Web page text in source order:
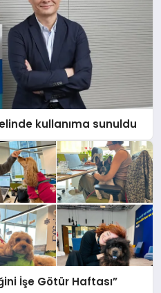
kullanıma sunuldu
İşe Götür Haftası”